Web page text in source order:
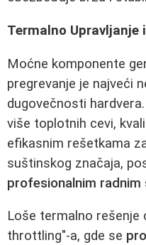
Termalno Upravljanje
Moćne komponente
pregrevanje je najveći
dugovečnosti
više toplotnih cevi,
efikasnim rešetkama
suštinskog značaja,
profesionalnim radnim
Loše termalno rešenje
throttling"-a, gde se